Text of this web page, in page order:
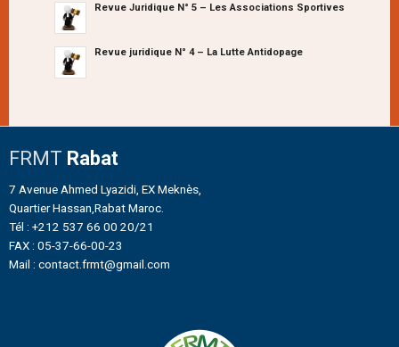
Revue Juridique N° 5 – Les Associations Sportives
Revue juridique N° 4 – La Lutte Antidopage
FRMT Rabat
7 Avenue Ahmed Lyazidi, EX Meknès,
Quartier Hassan,Rabat Maroc.
Tél : +212 537 66 00 20/21
FAX : 05-37-66-00-23
Mail : contact.frmt@gmail.com